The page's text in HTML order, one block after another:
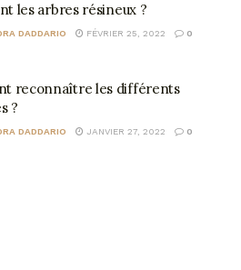
les arbres résineux ?
DADDARIO FÉVRIER 25, 2022 0
reconnaître les différents
?
DADDARIO JANVIER 27, 2022 0